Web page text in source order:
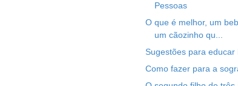
Pessoas
O que é melhor, um
um cãozinho qu...
Sugestões para educar
Como fazer para a